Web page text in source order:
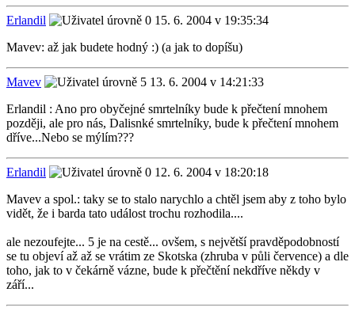
Erlandil
15. 6. 2004 v 19:35:34
Mavev: až jak budete hodný :) (a jak to dopíšu)
Mavev
13. 6. 2004 v 14:21:33
Erlandil : Ano pro obyčejné smrtelníky bude k přečtení mnohem
později, ale pro nás, Dalisnké smrtelníky, bude k přečtení mnohem
dříve...Nebo se mýlím???
Erlandil
12. 6. 2004 v 18:20:18
Mavev a spol.: taky se to stalo narychlo a chtěl jsem aby z toho bylo
vidět, že i barda tato událost trochu rozhodila....
ale nezoufejte... 5 je na cestě... ovšem, s největší pravděpodobností
se tu objeví až až se vrátim ze Skotska (zhruba v půli července) a dle
toho, jak to v čekárně vázne, bude k přečtění nekdříve někdy v
září...